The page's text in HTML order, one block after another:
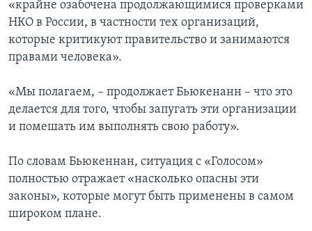
«крайне озабочена продолжающимися проверками
НКО в России, в частности тех организаций,
которые критикуют правительство и занимаются
правами человека».
«Мы полагаем, – продолжает Бьюкенанн – что это
делается для того, чтобы запугать эти организации
и помешать им выполнять свою работу».
По словам Бьюкеннан, ситуация с «Голосом»
полностью отражает «насколько опасны эти
законы», которые могут быть применены в самом
широком плане.